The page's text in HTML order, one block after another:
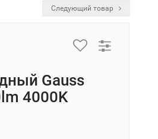
Следующий товар
Gauss
4000K